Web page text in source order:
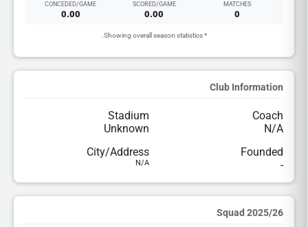
MATCHES
0
SCORED/GAME
0.00
CONCEDED/GAME
0.00
* Showing overall season statistics.
Club Information
Coach
N/A
Stadium
Unknown
Founded
-
City/Address
N/A
2025/26 Squad